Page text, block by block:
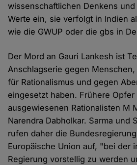
wissenschaftlichen Denkens
Werte ein, sie verfolgt in Indien
wie die GWUP oder die gbs in
Der Mord an Gauri Lankesh ist
Anschlagserie gegen
für Rationalismus und gegen
eingesetzt haben. Frühere Opfer
ausgewiesenen Rationalisten M
Narendra Dabholkar. Sarma und
rufen daher die
Europäische Union auf, "bei der
Regierung vorstellig zu werden